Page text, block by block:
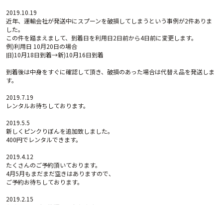
2019.10.19
近年、運輸会社が発送中にスプーンを破損してしまうという事例が2件ありま
した。
この件を踏まえまして、到着日を利用日2日前から4日前に変更します。
例)利用日 10月20日の場合
旧)10月18日到着→新)10月16日到着
到着後は中身をすぐに確認して頂き、破損のあった場合は代替え品を発送しま
す。
2019.7.19
レンタルお待ちしております。
2019.5.5
新しくピンクりぼんを追加致しました。
400円でレンタルできます。
2019.4.12
たくさんのご予約頂いております。
4月5月もまだまだ空きはありますので、
ご予約お待ちしております。
2019.2.15